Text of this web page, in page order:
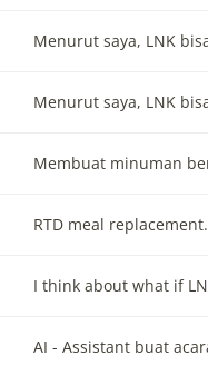
Menurut saya, LNK
Menurut saya, LNK
Membuat minuman
RTD meal
I think about what if
AI - Assistant buat